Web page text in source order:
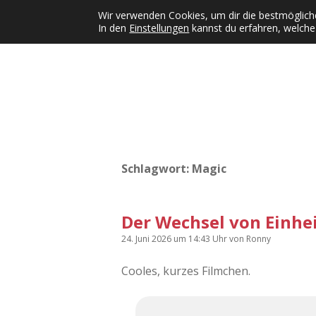
Kategorien Dropdown-Menü öffnen
KFMW-Disco Dates
Schlagwort: Magic
Der Wechsel von
24. Juni 2026 um 14:43 Uhrvon Ronny
Cooles, kurzes Filmchen.
Wir verwenden Cookies, um dir die
In den Einstellungen kannst du erfahren,